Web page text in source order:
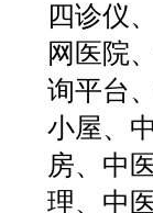
四诊仪
网医院
询平台
小屋、
房、中
理、中